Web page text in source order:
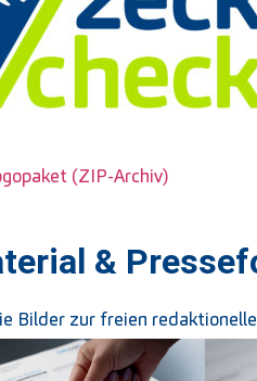
(ZIP-Archiv)
&
Bilder zur freien